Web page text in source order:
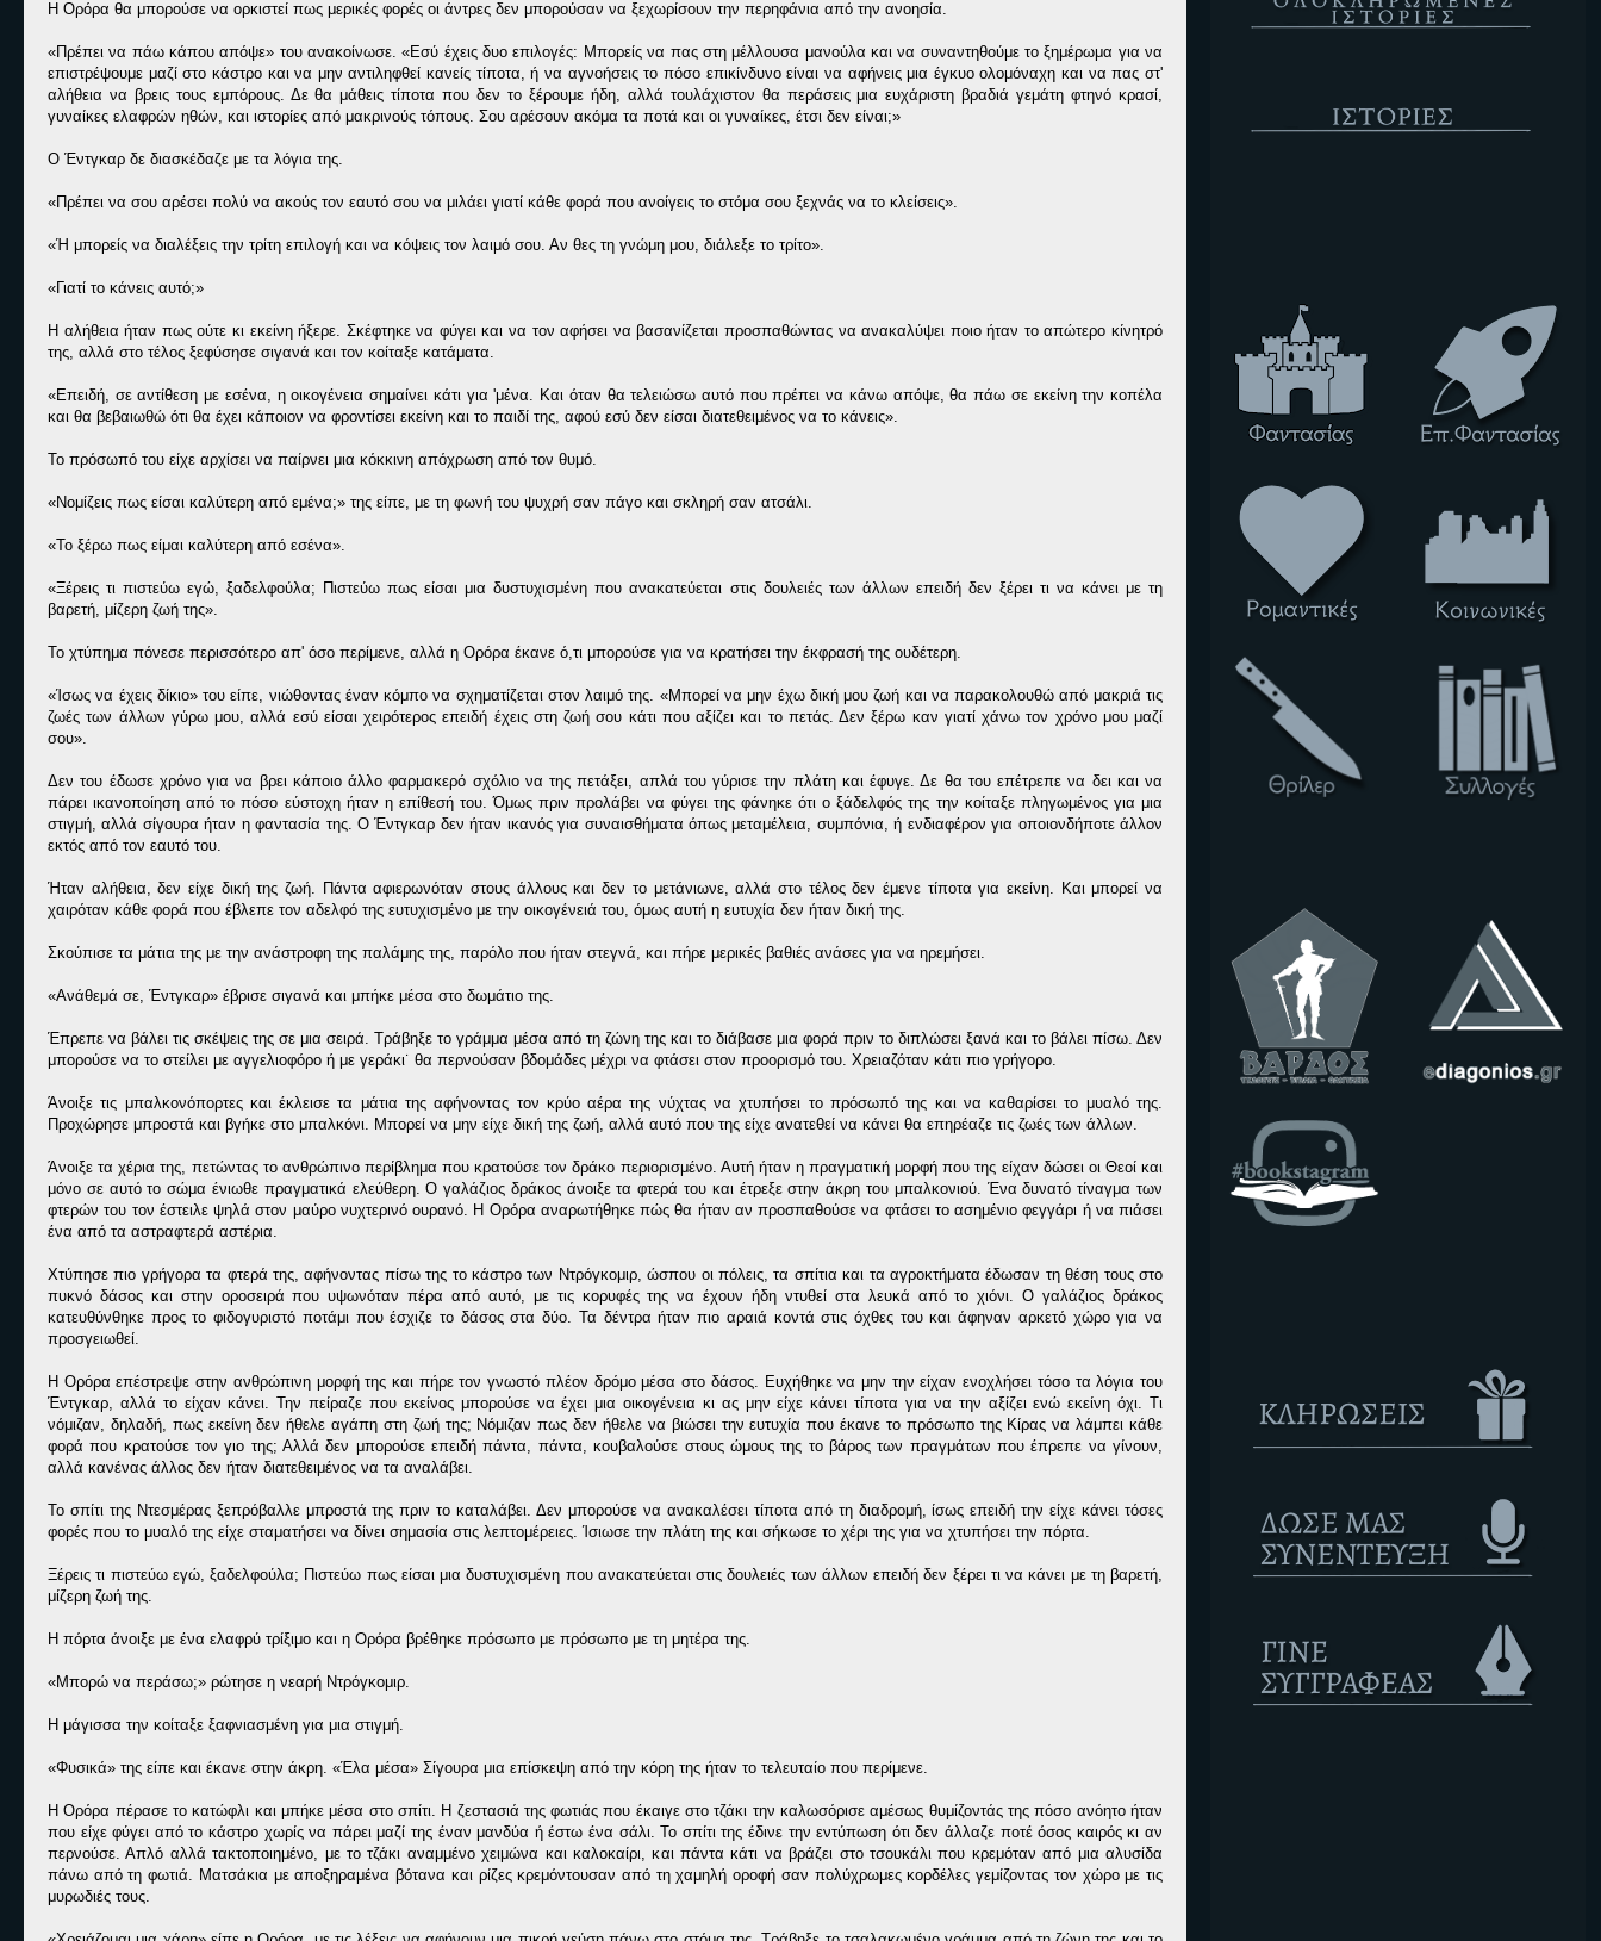
Η Ορόρα θα μπορούσε να ορκιστεί πως μερικές φορές οι άντρες δεν μπορούσαν να ξεχωρίσουν την περηφάνια από την ανοησία.
«Πρέπει να πάω κάπου απόψε» του ανακοίνωσε. «Εσύ έχεις δυο επιλογές: Μπορείς να πας στη μέλλουσα μανούλα και να συναντηθούμε το ξημέρωμα για να
επιστρέψουμε μαζί στο κάστρο και να μην αντιληφθεί κανείς τίποτα, ή να αγνοήσεις το πόσο επικίνδυνο είναι να αφήνεις μια έγκυο ολομόναχη και να πας στ'
αλήθεια να βρεις τους εμπόρους. Δε θα μάθεις τίποτα που δεν το ξέρουμε ήδη, αλλά τουλάχιστον θα περάσεις μια ευχάριστη βραδιά γεμάτη φτηνό κρασί,
γυναίκες ελαφρών ηθών, και ιστορίες από μακρινούς τόπους. Σου αρέσουν ακόμα τα ποτά και οι γυναίκες, έτσι δεν είναι;»
Ο Έντγκαρ δε διασκέδαζε με τα λόγια της.
«Πρέπει να σου αρέσει πολύ να ακούς τον εαυτό σου να μιλάει γιατί κάθε φορά που ανοίγεις το στόμα σου ξεχνάς να το κλείσεις».
«Ή μπορείς να διαλέξεις την τρίτη επιλογή και να κόψεις τον λαιμό σου. Αν θες τη γνώμη μου, διάλεξε το τρίτο».
«Γιατί το κάνεις αυτό;»
Η αλήθεια ήταν πως ούτε κι εκείνη ήξερε. Σκέφτηκε να φύγει και να τον αφήσει να βασανίζεται προσπαθώντας να ανακαλύψει ποιο ήταν το απώτερο κίνητρό
της, αλλά στο τέλος ξεφύσησε σιγανά και τον κοίταξε κατάματα.
«Επειδή, σε αντίθεση με εσένα, η οικογένεια σημαίνει κάτι για 'μένα. Και όταν θα τελειώσω αυτό που πρέπει να κάνω απόψε, θα πάω σε εκείνη την κοπέλα
και θα βεβαιωθώ ότι θα έχει κάποιον να φροντίσει εκείνη και το παιδί της, αφού εσύ δεν είσαι διατεθειμένος να το κάνεις».
Το πρόσωπό του είχε αρχίσει να παίρνει μια κόκκινη απόχρωση από τον θυμό.
«Νομίζεις πως είσαι καλύτερη από εμένα;» της είπε, με τη φωνή του ψυχρή σαν πάγο και σκληρή σαν ατσάλι.
«Το ξέρω πως είμαι καλύτερη από εσένα».
«Ξέρεις τι πιστεύω εγώ, ξαδελφούλα; Πιστεύω πως είσαι μια δυστυχισμένη που ανακατεύεται στις δουλειές των άλλων επειδή δεν ξέρει τι να κάνει με τη
βαρετή, μίζερη ζωή της».
Το χτύπημα πόνεσε περισσότερο απ' όσο περίμενε, αλλά η Ορόρα έκανε ό,τι μπορούσε για να κρατήσει την έκφρασή της ουδέτερη.
«Ίσως να έχεις δίκιο» του είπε, νιώθοντας έναν κόμπο να σχηματίζεται στον λαιμό της. «Μπορεί να μην έχω δική μου ζωή και να παρακολουθώ από μακριά τις
ζωές των άλλων γύρω μου, αλλά εσύ είσαι χειρότερος επειδή έχεις στη ζωή σου κάτι που αξίζει και το πετάς. Δεν ξέρω καν γιατί χάνω τον χρόνο μου μαζί
σου».
Δεν του έδωσε χρόνο για να βρει κάποιο άλλο φαρμακερό σχόλιο να της πετάξει, απλά του γύρισε την πλάτη και έφυγε. Δε θα του επέτρεπε να δει και να
πάρει ικανοποίηση από το πόσο εύστοχη ήταν η επίθεσή του. Όμως πριν προλάβει να φύγει της φάνηκε ότι ο ξάδελφός της την κοίταξε πληγωμένος για μια
στιγμή, αλλά σίγουρα ήταν η φαντασία της. Ο Έντγκαρ δεν ήταν ικανός για συναισθήματα όπως μεταμέλεια, συμπόνια, ή ενδιαφέρον για οποιονδήποτε άλλον
εκτός από τον εαυτό του.
Ήταν αλήθεια, δεν είχε δική της ζωή. Πάντα αφιερωνόταν στους άλλους και δεν το μετάνιωνε, αλλά στο τέλος δεν έμενε τίποτα για εκείνη. Και μπορεί να
χαιρόταν κάθε φορά που έβλεπε τον αδελφό της ευτυχισμένο με την οικογένειά του, όμως αυτή η ευτυχία δεν ήταν δική της.
Σκούπισε τα μάτια της με την ανάστροφη της παλάμης της, παρόλο που ήταν στεγνά, και πήρε μερικές βαθιές ανάσες για να ηρεμήσει.
«Ανάθεμά σε, Έντγκαρ» έβρισε σιγανά και μπήκε μέσα στο δωμάτιο της.
Έπρεπε να βάλει τις σκέψεις της σε μια σειρά. Τράβηξε το γράμμα μέσα από τη ζώνη της και το διάβασε μια φορά πριν το διπλώσει ξανά και το βάλει πίσω. Δεν
μπορούσε να το στείλει με αγγελιοφόρο ή με γεράκι˙ θα περνούσαν βδομάδες μέχρι να φτάσει στον προορισμό του. Χρειαζόταν κάτι πιο γρήγορο.
Άνοιξε τις μπαλκονόπορτες και έκλεισε τα μάτια της αφήνοντας τον κρύο αέρα της νύχτας να χτυπήσει το πρόσωπό της και να καθαρίσει το μυαλό της.
Προχώρησε μπροστά και βγήκε στο μπαλκόνι. Μπορεί να μην είχε δική της ζωή, αλλά αυτό που της είχε ανατεθεί να κάνει θα επηρέαζε τις ζωές των άλλων.
Άνοιξε τα χέρια της, πετώντας το ανθρώπινο περίβλημα που κρατούσε τον δράκο περιορισμένο. Αυτή ήταν η πραγματική μορφή που της είχαν δώσει οι Θεοί και
μόνο σε αυτό το σώμα ένιωθε πραγματικά ελεύθερη. Ο γαλάζιος δράκος άνοιξε τα φτερά του και έτρεξε στην άκρη του μπαλκονιού. Ένα δυνατό τίναγμα των
φτερών του τον έστειλε ψηλά στον μαύρο νυχτερινό ουρανό. Η Ορόρα αναρωτήθηκε πώς θα ήταν αν προσπαθούσε να φτάσει το ασημένιο φεγγάρι ή να πιάσει
ένα από τα αστραφτερά αστέρια.
Χτύπησε πιο γρήγορα τα φτερά της, αφήνοντας πίσω της το κάστρο των Ντρόγκομιρ, ώσπου οι πόλεις, τα σπίτια και τα αγροκτήματα έδωσαν τη θέση τους στο
πυκνό δάσος και στην οροσειρά που υψωνόταν πέρα από αυτό, με τις κορυφές της να έχουν ήδη ντυθεί στα λευκά από το χιόνι. Ο γαλάζιος δράκος
κατευθύνθηκε προς το φιδογυριστό ποτάμι που έσχιζε το δάσος στα δύο. Τα δέντρα ήταν πιο αραιά κοντά στις όχθες του και άφηναν αρκετό χώρο για να
προσγειωθεί.
Η Ορόρα επέστρεψε στην ανθρώπινη μορφή της και πήρε τον γνωστό πλέον δρόμο μέσα στο δάσος. Ευχήθηκε να μην την είχαν ενοχλήσει τόσο τα λόγια του
Έντγκαρ, αλλά το είχαν κάνει. Την πείραζε που εκείνος μπορούσε να έχει μια οικογένεια κι ας μην είχε κάνει τίποτα για να την αξίζει ενώ εκείνη όχι. Τι
νόμιζαν, δηλαδή, πως εκείνη δεν ήθελε αγάπη στη ζωή της; Νόμιζαν πως δεν ήθελε να βιώσει την ευτυχία που έκανε το πρόσωπο της Κίρας να λάμπει κάθε
φορά που κρατούσε τον γιο της; Αλλά δεν μπορούσε επειδή πάντα, πάντα, κουβαλούσε στους ώμους της το βάρος των πραγμάτων που έπρεπε να γίνουν,
αλλά κανένας άλλος δεν ήταν διατεθειμένος να τα αναλάβει.
Το σπίτι της Ντεσμέρας ξεπρόβαλλε μπροστά της πριν το καταλάβει. Δεν μπορούσε να ανακαλέσει τίποτα από τη διαδρομή, ίσως επειδή την είχε κάνει τόσες
φορές που το μυαλό της είχε σταματήσει να δίνει σημασία στις λεπτομέρειες. Ίσιωσε την πλάτη της και σήκωσε το χέρι της για να χτυπήσει την πόρτα.
Ξέρεις τι πιστεύω εγώ, ξαδελφούλα; Πιστεύω πως είσαι μια δυστυχισμένη που ανακατεύεται στις δουλειές των άλλων επειδή δεν ξέρει τι να κάνει με τη βαρετή,
μίζερη ζωή της.
Η πόρτα άνοιξε με ένα ελαφρύ τρίξιμο και η Ορόρα βρέθηκε πρόσωπο με πρόσωπο με τη μητέρα της.
«Μπορώ να περάσω;» ρώτησε η νεαρή Ντρόγκομιρ.
Η μάγισσα την κοίταξε ξαφνιασμένη για μια στιγμή.
«Φυσικά» της είπε και έκανε στην άκρη. «Έλα μέσα» Σίγουρα μια επίσκεψη από την κόρη της ήταν το τελευταίο που περίμενε.
Η Ορόρα πέρασε το κατώφλι και μπήκε μέσα στο σπίτι. Η ζεστασιά της φωτιάς που έκαιγε στο τζάκι την καλωσόρισε αμέσως θυμίζοντάς της πόσο ανόητο ήταν
που είχε φύγει από το κάστρο χωρίς να πάρει μαζί της έναν μανδύα ή έστω ένα σάλι. Το σπίτι της έδινε την εντύπωση ότι δεν άλλαζε ποτέ όσος καιρός κι αν
περνούσε. Απλό αλλά τακτοποιημένο, με το τζάκι αναμμένο χειμώνα και καλοκαίρι, και πάντα κάτι να βράζει στο τσουκάλι που κρεμόταν από μια αλυσίδα
πάνω από τη φωτιά. Ματσάκια με αποξηραμένα βότανα και ρίζες κρεμόντουσαν από τη χαμηλή οροφή σαν πολύχρωμες κορδέλες γεμίζοντας τον χώρο με τις
μυρωδιές τους.